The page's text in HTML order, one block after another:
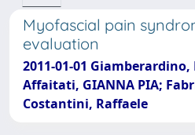
Myofascial pain
evaluation
2011-01-01
Affaitati, GIANNA PIA;
Costantini, Raffaele